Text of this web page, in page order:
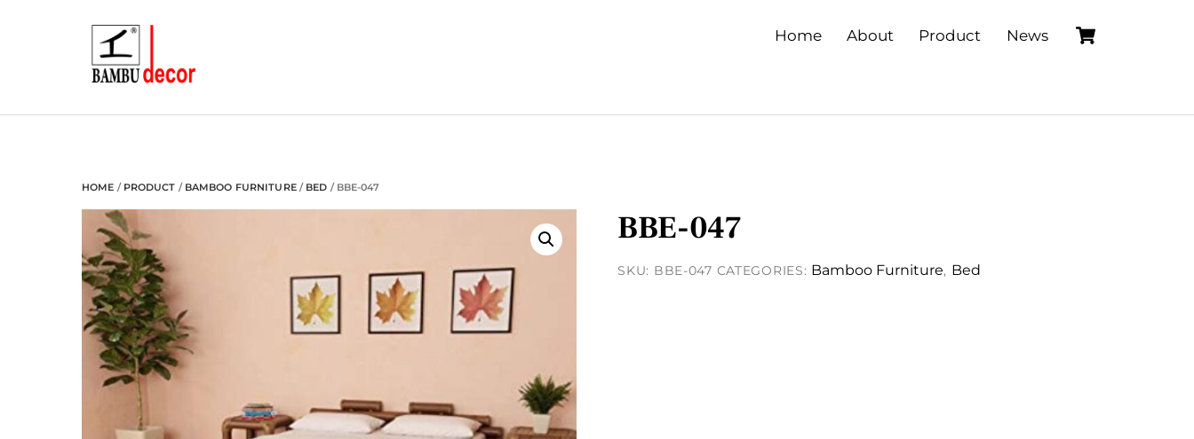
Home About Product News
HOME / PRODUCT / BAMBOO FURNITURE/ BED / BBE-047
BBE-047
SKU: BBE-047 CATEGORIES: Bamboo Furniture, Bed